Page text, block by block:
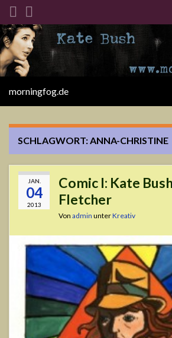
Search for:
morningfog.de
SCHLAGWORT:ANNA-CHRISTINE
JAN.
04
2013
Comic I: Kate
Fletcher
Von admin unterKreativ